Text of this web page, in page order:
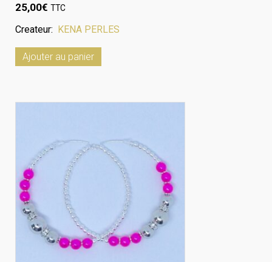
25,00€ TTC
Createur: KENA PERLES
Ajouter au panier